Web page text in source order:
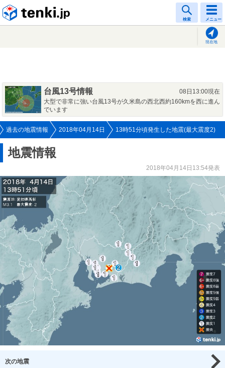
検索 メニュー
現在地
台風13号情報
08日13:00現在
大型で非常に強い台風13号が久米島の西北西約160kmを西に進ん
でいます
過去の地震情報 2018年04月14日 13時51分頃発生した地震(最大震度2)
地震情報
2018年04月14日13:54発表
次の地震